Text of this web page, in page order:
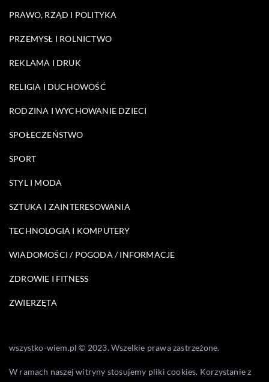
PRAWO, RZĄD I POLITYKA
PRZEMYSŁ I ROLNICTWO
REKLAMA I DRUK
RELIGIA I DUCHOWOŚĆ
RODZINA I WYCHOWANIE DZIECI
SPOŁECZEŃSTWO
SPORT
STYL I MODA
SZTUKA I ZAINTERESOWANIA
TECHNOLOGIA I KOMPUTERY
WIADOMOŚCI / POGODA / INFORMACJE
ZDROWIE I FITNESS
ZWIERZĘTA
wszystko-wiem.pl © 2023. Wszelkie prawa zastrzeżone.
W ramach naszej witryny stosujemy pliki cookies. Korzystanie z